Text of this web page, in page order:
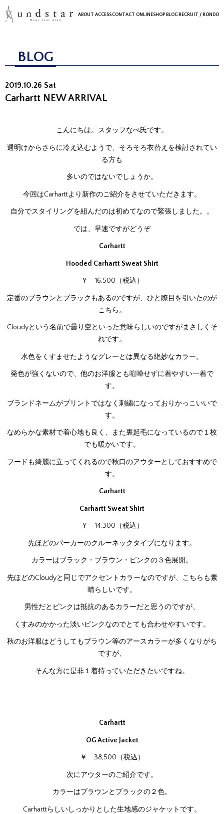
ABOUT ACCESSCONTACT ONLINESHOP BLOG RECRUIT / RONDO
BLOG
2019.10.26 Sat
Carhartt NEW ARRIVAL
こんにちは。スタッフなべ氏です。
週明けからさらに冷え込むようで、そろそろ衣替えを検討されてい
る方も
多いのではないでしょうか。
今回はCarharttより新作のご紹介をさせていただきます。
自分でスタイリングを組んだのは初めてなので緊張しました。。
では、早速ですがどうぞ
Carhartt
Hooded Carhartt Sweat Shirt
￥ 16,500（税込）
定番のブラウンとブラックもあるのですが、ひと際目を引いたのが
こちら。
Cloudyという名前で曇り空といった意味らしいのですがまさしくそ
れです。
水色をくすませたようなグレーとは異なる絶妙なカラー。
発色が強くないので、他のお洋服とも喧嘩せずに着やすい一着で
す。
ブランドネームがプリントではなく刺繍になっておりかっこいいで
す。
なめらかな素材で着心地も良く、また裏起毛になっているので１枚
でも暖かいです。
フードも綺麗に立ってくれるので秋口のアウターとしておすすめで
す。
Carhartt
Carhartt Sweat Shirt
￥ 14,300（税込）
先ほどのパーカーのクルーネックタイプになります。
カラーはブラック・ブラウン・ピンクの３色展開。
先ほどのCloudyと同じでアクセントカラーなのですが、こちらも素
晴らしいです。
男性だとピンクは抵抗のあるカラーだと思うのですが、
くすみのかかった淡いピンクなのでとても合わせやすいです。
秋のお洋服はどうしてもブラウン等のアースカラーが多くなりがち
ですが、
そんな方に是非１着持っていただきたいですね。
Carhartt
OG Active Jacket
￥ 38,500（税込）
次にアウターのご紹介です。
カラーはブラウンとブラックの２色。
Carharttらしいしっかりとした生地感のジャケットです。